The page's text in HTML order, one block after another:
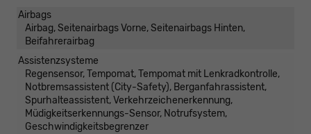
Airbags
Airbag, Seitenairbags Vorne, Seitenairbags Hinten,
Beifahrerairbag
Assistenzsysteme
Regensensor, Tempomat, Tempomat mit Lenkradkontrolle,
Notbremsassistent (City-Safety), Berganfahrassistent,
Spurhalteassistent, Verkehrzeichenerkennung,
Müdigkeitserkennungs-Sensor, Notrufsystem,
Geschwindigkeitsbegrenzer